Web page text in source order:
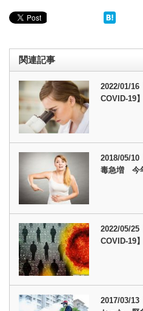
関連記事
2022/01/16
COVID-19
2018/05/10
毒急増 今
2022/05/25
COVID-19
2017/03/13